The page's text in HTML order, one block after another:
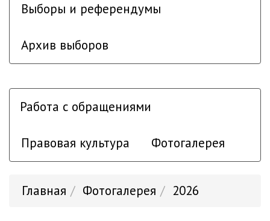
Выборы и референдумы
Архив выборов
Работа с обращениями
Правовая культура Фотогалерея
Главная Фотогалерея 2026